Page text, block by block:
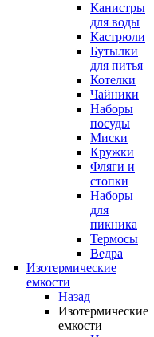
Канистры
для воды
Кастрюли
Бутылки
для питья
Котелки
Чайники
Наборы
посуды
Миски
Кружки
Фляги и
стопки
Наборы
для
пикника
Термосы
Ведра
Изотермические
емкости
Назад
Изотермические
емкости